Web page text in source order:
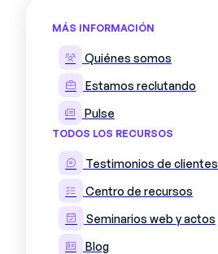
MÁS INFORMACIÓN
Quiénes somos
Estamos reclutando
Pulse
TODOS LOS RECURSOS
Testimonios de clientes
Centro de recursos
Seminarios web y actos
Blog